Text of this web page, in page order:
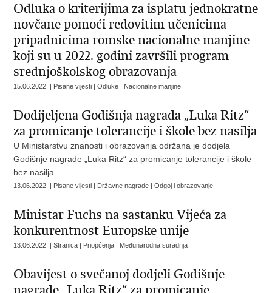
Odluka o kriterijima za isplatu jednokratne
novčane pomoći redovitim učenicima
pripadnicima romske nacionalne manjine
koji su u 2022. godini završili program
srednjoškolskog obrazovanja
15.06.2022. | Pisane vijesti | Odluke | Nacionalne manjine
Dodijeljena Godišnja nagrada „Luka Ritz“
za promicanje tolerancije i škole bez nasilja
U Ministarstvu znanosti i obrazovanja održana je dodjela
Godišnje nagrade „Luka Ritz“ za promicanje tolerancije i škole
bez nasilja.
13.06.2022. | Pisane vijesti | Državne nagrade | Odgoj i obrazovanje
Ministar Fuchs na sastanku Vijeća za
konkurentnost Europske unije
13.06.2022. | Stranica | Priopćenja | Međunarodna suradnja
Obavijest o svečanoj dodjeli Godišnje